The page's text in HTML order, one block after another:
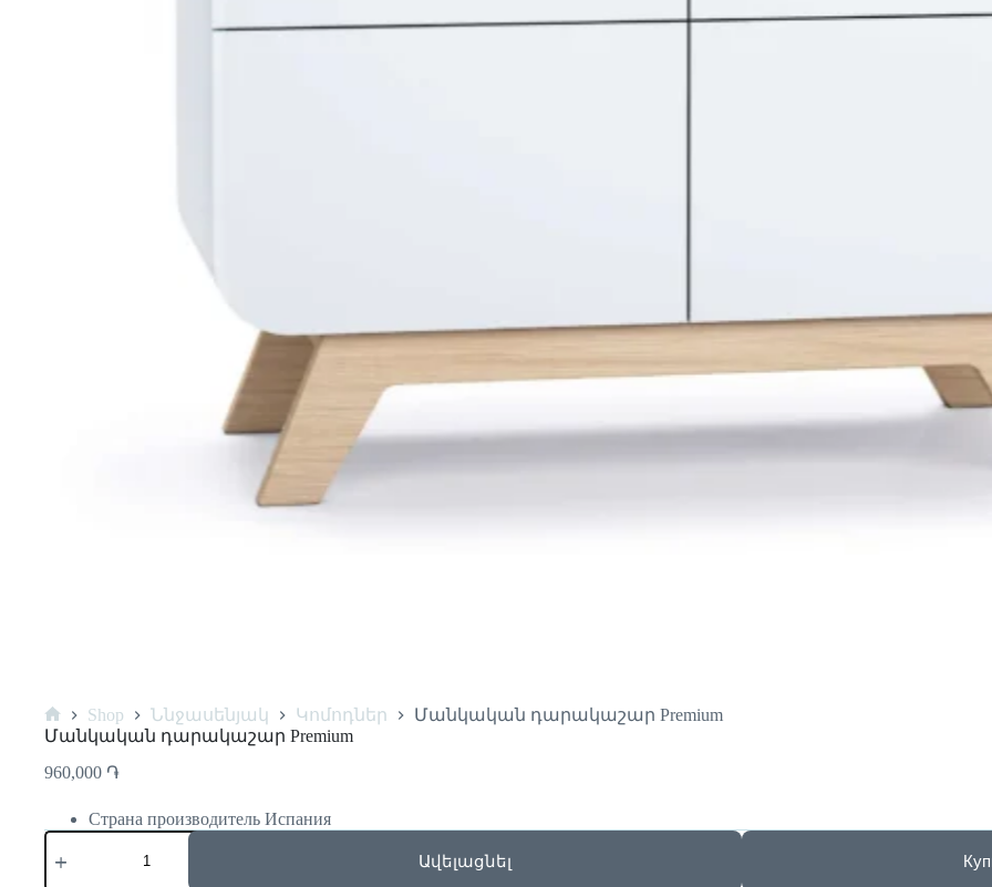
Shop Ննջասենյակ Կոմոդներ
Մանկական դարակաշար Premium
Մանկական դարակաշար Premium
960,000 ֏
Страна производитель Испания
Ավելացնել